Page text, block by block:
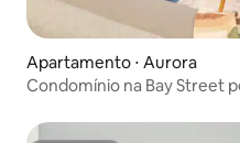
Apartamento ⋅ Aurora
Condomínio na Bay Street